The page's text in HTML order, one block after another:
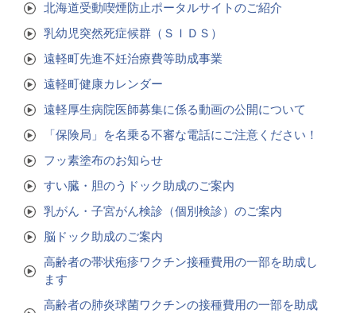
北海道受動喫煙防止ポータルサイトのご紹介
乳幼児突然死症候群（ＳＩＤＳ）
遠軽町先進不妊治療費等助成事業
遠軽町健康カレンダー
遠軽厚生病院医師募集に係る動画の公開について
「保険局」を名乗る不審な電話にご注意ください！
フッ素塗布のお知らせ
すい臓・胆のうドック助成のご案内
乳がん・子宮がん検診（個別検診）のご案内
脳ドック助成のご案内
高齢者の帯状疱疹ワクチン接種費用の一部を助成し
ます
高齢者の肺炎球菌ワクチンの接種費用の一部を助成